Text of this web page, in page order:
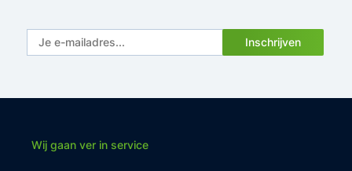
Inschrijven
Wij gaan ver in service